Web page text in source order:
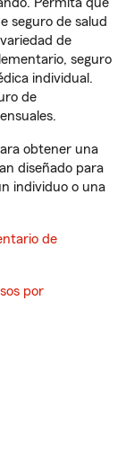
seguro de salud
de
seguro
individual.
de
obtener una
diseñado para
individuo o una
de
por